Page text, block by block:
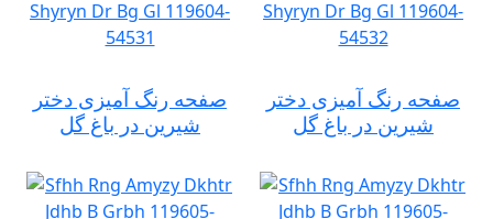
صفحه رنگ آمیزی دختر
شیرین در باغ گل
صفحه رنگ آمیزی دختر
شیرین در باغ گل